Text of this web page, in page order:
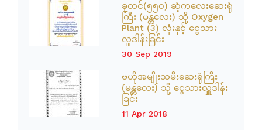
ခုတင်(၅၅၀) ဆံ့ကလေးဆေးရုံ
ကြီး (မန္တလေး) သို့ Oxygen
Plant (3) လုံးနှင့် ငွေသား
လှူဒါန်းခြင်း
30 Sep 2019
ဗဟိုအမျိုးသမီးဆေးရုံကြီး
(မန္တလေး) သို့ ငွေသားလှူဒါန်း
ခြင်း
11 Apr 2018